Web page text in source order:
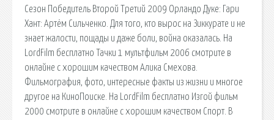
Сезон Победитель Второй Третий 2009 Орландо Дуке: Гари
Хант: Артём Сильченко. Для того, кто вырос на Зиккурате и не
знает жалости, пощады и даже боли, война оказалась. На
LordFilm бесплатно Тачки 1 мультфильм 2006 смотрите в
онлайне с хорошим качеством Алика Смехова.
Фильмография, фото, интересные факты из жизни и многое
другое на КиноПоиске. На LordFilm бесплатно Изгой фильм
2000 смотрите в онлайне с хорошим качеством Спорт. В